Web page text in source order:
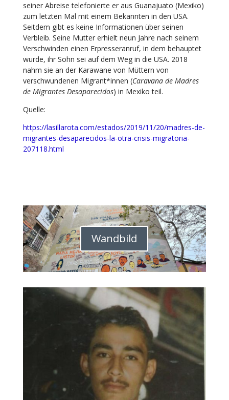
seiner Abreise telefonierte er aus Guanajuato (Mexiko)
zum letzten Mal mit einem Bekannten in den USA.
Seitdem gibt es keine Informationen über seinen
Verbleib. Seine Mutter erhielt neun Jahre nach seinem
Verschwinden einen Erpresseranruf, in dem behauptet
wurde, ihr Sohn sei auf dem Weg in die USA. 2018
nahm sie an der Karawane von Müttern von
verschwundenen Migrant*innen (Caravana de Madres
de Migrantes Desaparecidos) in Mexiko teil.
Quelle:
https://lasillarota.com/estados/2019/11/20/madres-de-
migrantes-desaparecidos-la-otra-crisis-migratoria-
207118.html
Wandbild